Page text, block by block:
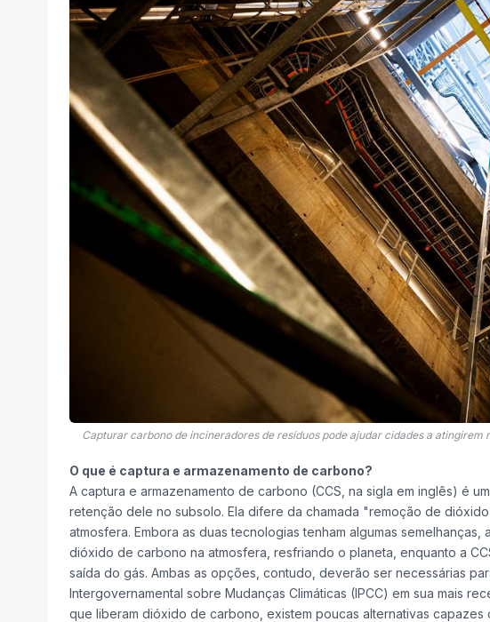
Capturar carbono de incineradores de resíduos pode ajudar cidades a
O que é captura e armazenamento de carbono?
A captura e armazenamento de carbono (CCS, na sigla em inglês) é
retenção dele no subsolo. Ela difere da chamada "remoção de
atmosfera. Embora as duas tecnologias tenham algumas
dióxido de carbono na atmosfera, resfriando o planeta, enquanto a
saída do gás. Ambas as opções, contudo, deverão ser necessárias
Intergovernamental sobre Mudanças Climáticas (IPCC) em sua mais
que liberam dióxido de carbono, existem poucas alternativas